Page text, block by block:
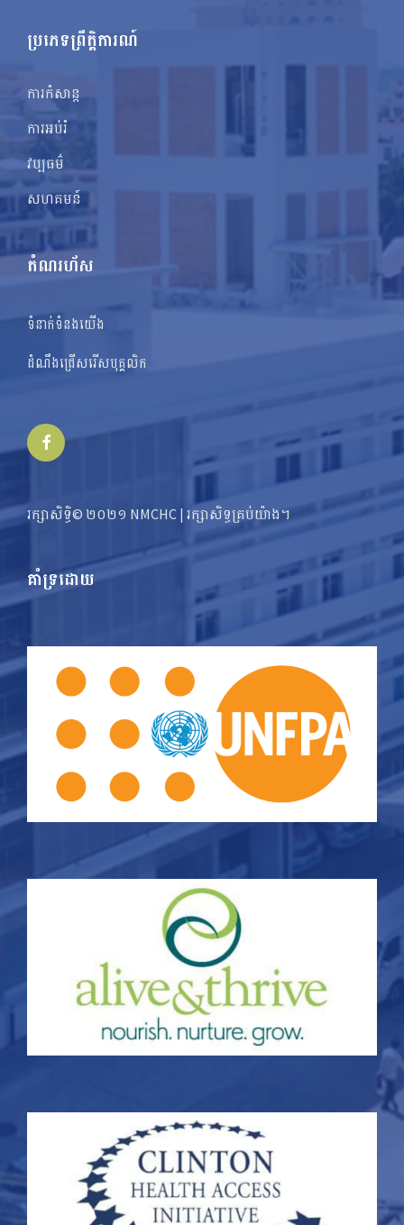
ប្រភេទព្រឹត្តិការណ៍
ការកំសាន្ត
ការអប់រំ
វប្បធម៌
សហគមន៍
តំណរហ័ស
ទំនាក់ទំនងយើង
ដំណឹងជ្រើសរើសបុគ្គលិក
Facebook
រក្សាសិទ្ធិ© ២០២១ NMCHC | រក្សា​​សិទ្ធ​គ្រប់យ៉ាង។
គាំទ្រដោយ